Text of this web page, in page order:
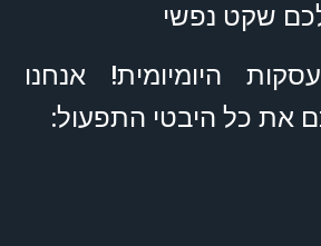
שקט נפשי
היומיומית! אנחנו
את כל היבטי התפעול: